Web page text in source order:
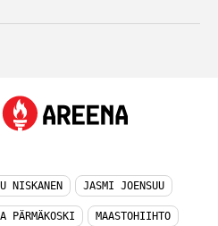
NISKANEN JASMI JOENSUU
PÄRMÄKOSKI MAASTOHIIHTO